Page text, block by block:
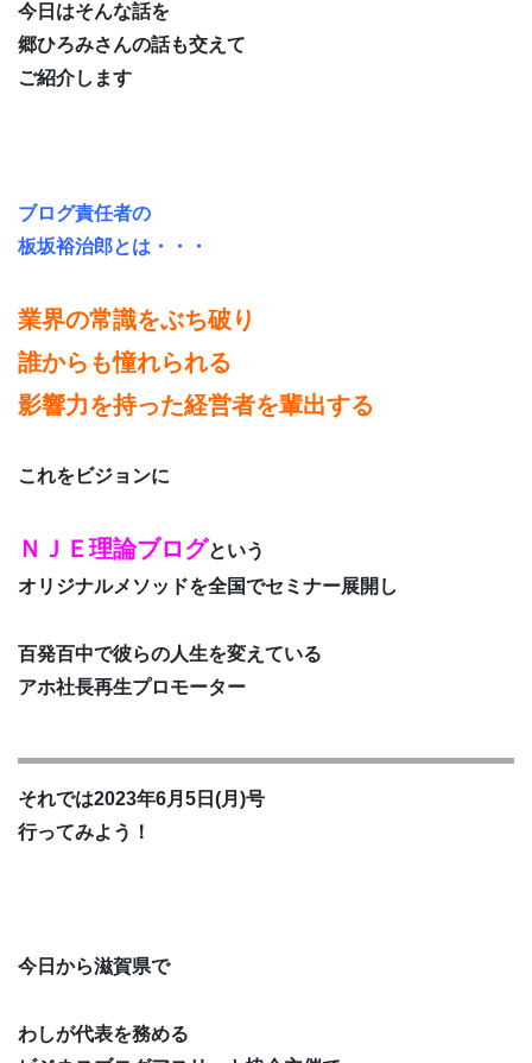
今日はそんな話を
郷ひろみさんの話も交えて
ご紹介します
ブログ責任者の
板坂裕治郎とは・・・
業界の常識をぶち破り
誰からも憧れられる
影響力を持った経営者を輩出する
これをビジョンに
ＮＪＥ理論ブログという
オリジナルメソッドを全国でセミナー展開し
百発百中で彼らの人生を変えている
アホ社長再生プロモーター
それでは2023年6月5日(月)号
行ってみよう！
今日から滋賀県で
わしが代表を務める